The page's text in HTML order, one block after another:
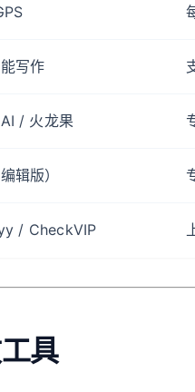
写作
/ 火龙果
辑版）
/ CheckVIP
具